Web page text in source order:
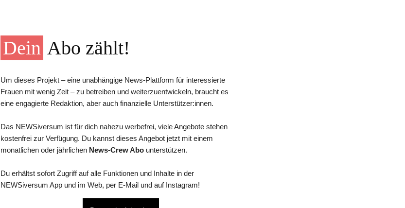
Dein Abo zählt!
Um dieses Projekt – eine unabhängige News-Plattform für interessierte
Frauen mit wenig Zeit – zu betreiben und weiterzuentwickeln, braucht es
eine engagierte Redaktion, aber auch finanzielle Unterstützer:innen.
Das NEWSiversum ist für dich nahezu werbefrei, viele Angebote stehen
kostenfrei zur Verfügung. Du kannst dieses Angebot jetzt mit einem
monatlichen oder jährlichen News-Crew Abo unterstützen.
Du erhältst sofort Zugriff auf alle Funktionen und Inhalte in der
NEWSiversum App und im Web, per E-Mail und auf Instagram!